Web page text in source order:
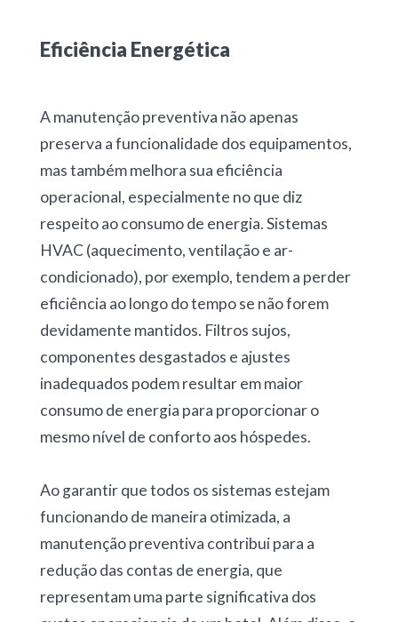
Eficiência Energética
A manutenção preventiva não apenas
preserva a funcionalidade dos equipamentos,
mas também melhora sua eficiência
operacional, especialmente no que diz
respeito ao consumo de energia. Sistemas
HVAC (aquecimento, ventilação e ar-
condicionado), por exemplo, tendem a perder
eficiência ao longo do tempo se não forem
devidamente mantidos. Filtros sujos,
componentes desgastados e ajustes
inadequados podem resultar em maior
consumo de energia para proporcionar o
mesmo nível de conforto aos hóspedes.
Ao garantir que todos os sistemas estejam
funcionando de maneira otimizada, a
manutenção preventiva contribui para a
redução das contas de energia, que
representam uma parte significativa dos